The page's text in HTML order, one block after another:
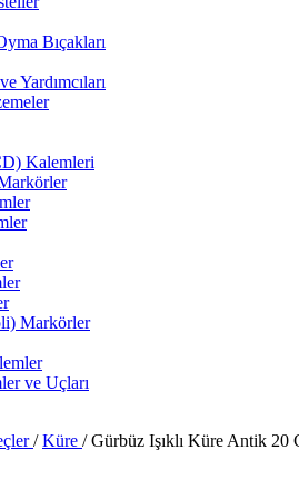
Bıçakları
Yardımcıları
Kalemleri
Markörler
ve Uçları
/ Küre / Gürbüz Işıklı Küre Antik 20